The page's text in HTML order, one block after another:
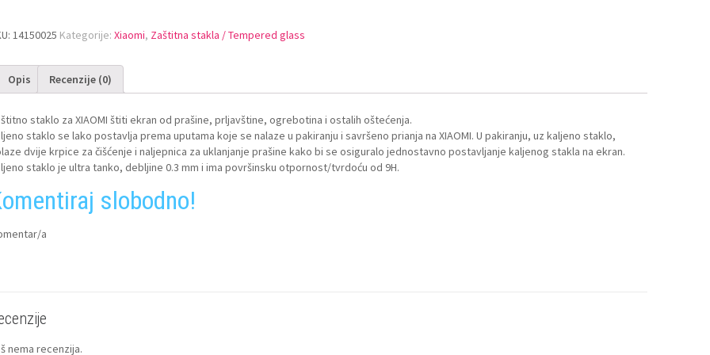
14150025 Kategorije: Xiaomi, Zaštitna stakla / Tempered glass
Opis Recenzije (0)
staklo za XIAOMI štiti ekran od prašine, prljavštine, ogrebotina i ostalih oštećenja.
staklo se lako postavlja prema uputama koje se nalaze u pakiranju i savršeno prianja na XIAOMI. U pakiranju, uz kaljeno staklo,
dvije krpice za čišćenje i naljepnica za uklanjanje prašine kako bi se osiguralo jednostavno postavljanje kaljenog stakla na ekran.
staklo je ultra tanko, debljine 0.3 mm i ima površinsku otpornost/tvrdoću od 9H.
slobodno!
a
nema recenzija.